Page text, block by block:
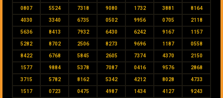
0807 5524 7318 9080 1732 3881 8164
4030 3340 6735 0502 9956 0705 2118
5636 8413 7932 6430 6242 9167 1157
5282 8702 2506 8273 9696 1187 0558
8422 6768 5845 2605 7374 4370 2150
1577 9884 5378 7087 0416 9576 2868
3715 5782 8162 5342 4212 8028 4733
1517 0723 0475 4987 1434 4127 9243